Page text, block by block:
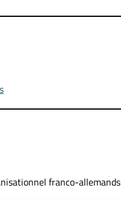
franco-allemands